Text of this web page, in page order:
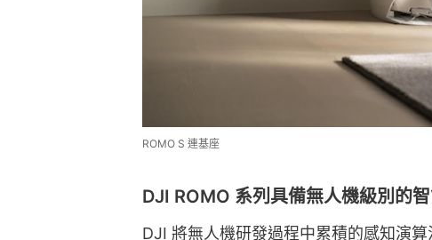
ROMO S 連基座
DJI ROMO 系列具備無人機級別的
DJI 將無人機研發過程中累積的感知演